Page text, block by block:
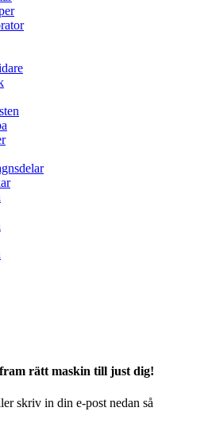
rätt maskin till just dig!
skriv in din e-post nedan så